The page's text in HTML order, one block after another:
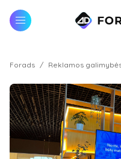
Forads Reklamos